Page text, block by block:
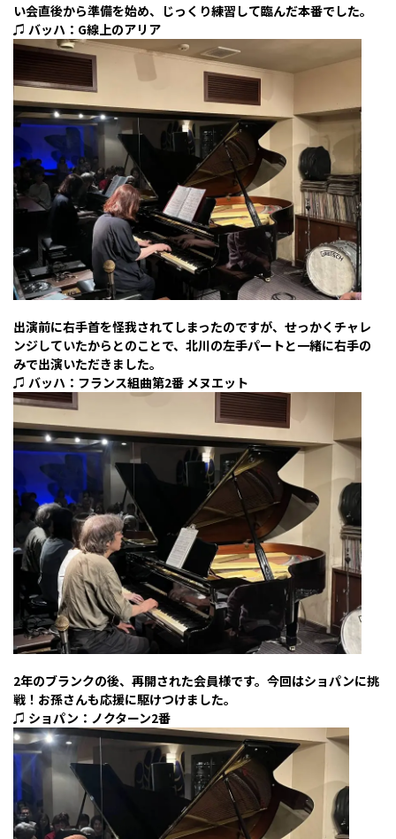
い会直後から準備を始め、じっくり練習して臨んだ本番でした。
♫ バッハ：G線上のアリア
出演前に右手首を怪我されてしまったのですが、せっかくチャレ
ンジしていたからとのことで、北川の左手パートと一緒に右手の
みで出演いただきました。
♫ バッハ：フランス組曲第2番 メヌエット
2年のブランクの後、再開された会員様です。今回はショパンに挑
戦！お孫さんも応援に駆けつけました。
♫ ショパン：ノクターン2番